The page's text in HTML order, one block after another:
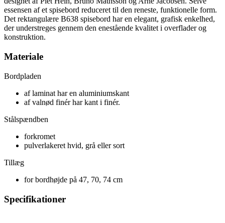
essensen af et spisebord reduceret til den reneste, funktionelle form.
Det rektangulære B638 spisebord har en elegant, grafisk enkelhed,
der understreges gennem den enestående kvalitet i overflader og
konstruktion.
Materiale
Bordpladen
af laminat har en aluminiumskant
af valnød finér har kant i finér.
Stålspændben
forkromet
pulverlakeret hvid, grå eller sort
Tillæg
for bordhøjde på 47, 70, 74 cm
Specifikationer